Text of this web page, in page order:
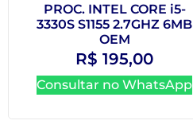
PROC. INTEL CORE i5-
3330S S1155 2.7GHZ 6MB
OEM
R$ 195,00
Consultar no WhatsApp